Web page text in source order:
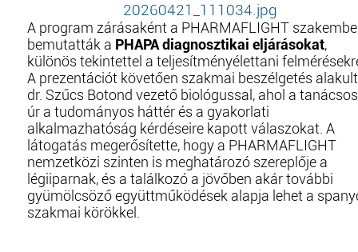
20260421_111034.jpg
A program zárásaként a PHARMAFLIGHT
bemutatták a PHAPA diagnosztikai eljárásokat,
különös tekintettel a teljesítményélettani
A prezentációt követően szakmai beszélgetés
dr. Szűcs Botond vezető biológussal, ahol a tanácsos
úr a tudományos háttér és a gyakorlati
alkalmazhatóság kérdéseire kapott válaszokat. A
látogatás megerősítette, hogy a PHARMAFLIGHT
nemzetközi szinten is meghatározó szereplője a
légiiparnak, és a találkozó a jövőben akár további
gyümölcsöző együttműködések alapja lehet a
szakmai körökkel.